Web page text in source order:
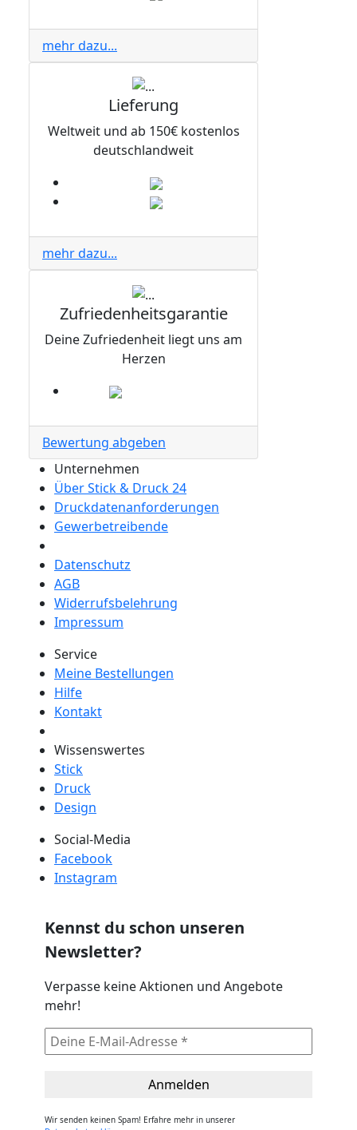
mehr dazu...
Lieferung
Weltweit und ab 150€ kostenlos
deutschlandweit
mehr dazu...
Zufriedenheitsgarantie
Deine Zufriedenheit liegt uns am
Herzen
Bewertung abgeben
Unternehmen
Über Stick & Druck 24
Druckdatenanforderungen
Gewerbetreibende
Datenschutz
AGB
Widerrufsbelehrung
Impressum
Service
Meine Bestellungen
Hilfe
Kontakt
Wissenswertes
Stick
Druck
Design
Social-Media
Facebook
Instagram
Kennst du schon unseren
Newsletter?
Verpasse keine Aktionen und Angebote
mehr!
Wir senden keinen Spam! Erfahre mehr in unserer